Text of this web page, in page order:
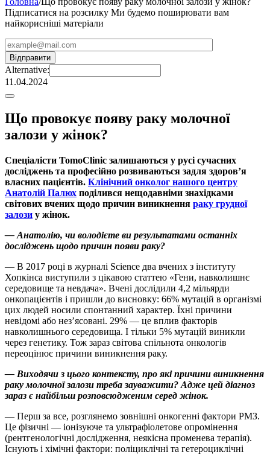
Підписатися на розсилку Ми будемо поширювати вам
найкорисніші матеріали
Alternative:
11.04.2024
Що провокує появу раку молочної
залози у жінок?
Спеціалісти TomoClinic залишаються у русі сучасних
досліджень та професійно розвиваються задля здоров’я
власних пацієнтів. Клінічний онколог нашого центру
Анатолій Палюх поділився нещодавніми знахідками
світових вчених щодо причин виникнення раку грудної
залози у жінок.
— Анатолію, чи володієте ви результатами останніх
досліджень щодо причин появи раку?
— В 2017 році в журналі Science два вчених з інституту
Хопкінса виступили з цікавою статтею «Гени, навколишнє
середовище та невдача». Вчені дослідили 4,2 мільярди
онкопацієнтів і пришли до висновку: 66% мутацій в організмі
цих людей носили спонтанний характер. Їхні причини
невідомі або нез’ясовані. 29% — це вплив факторів
навколишнього середовища. І тільки 5% мутацій виникли
через генетику. Тож зараз світова спільнота онкологів
переоцінює причини виникнення раку.
— Виходячи з цього контексту, про які причини виникнення
раку молочної залози треба зауважити? Адже цей діагноз
зараз є найбільш розповсюдженим серед жінок.
— Перш за все, розглянемо зовнішні онкогенні фактори РМЗ.
Це фізичні — іонізуюче та ультрафіолетове опромінення
(рентгенологічні дослідження, неякісна променева терапія).
Існують і хімічні фактори: поліциклічні та гетероциклічні